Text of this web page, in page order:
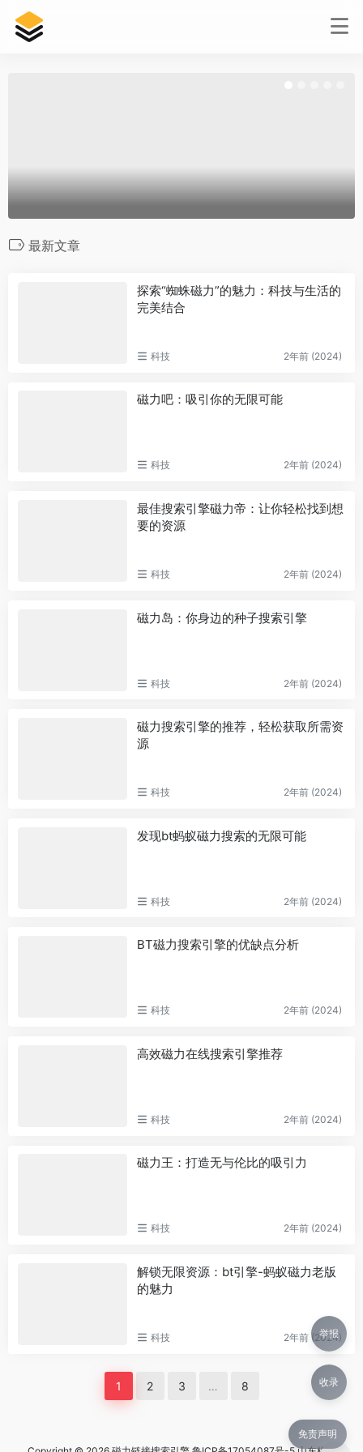
最新文章
探索“蜘蛛磁力”的魅力：科技与生活的
完美结合
科技 2年前 (2024)
磁力吧：吸引你的无限可能
科技 2年前 (2024)
最佳搜索引擎磁力帝：让你轻松找到想
要的资源
科技 2年前 (2024)
磁力岛：你身边的种子搜索引擎
科技 2年前 (2024)
磁力搜索引擎的推荐，轻松获取所需资
源
科技 2年前 (2024)
发现bt蚂蚁磁力搜索的无限可能
科技 2年前 (2024)
BT磁力搜索引擎的优缺点分析
科技 2年前 (2024)
高效磁力在线搜索引擎推荐
科技 2年前 (2024)
磁力王：打造无与伦比的吸引力
科技 2年前 (2024)
解锁无限资源：bt引擎-蚂蚁磁力老版
的魅力
科技 2年前 (2024)
1 2 3 … 8
免责声明
举报
收录